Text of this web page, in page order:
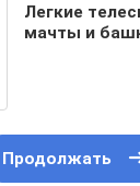
Легкие
мачты и
Продолжать